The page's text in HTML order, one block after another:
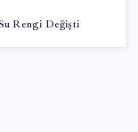
Rengi Değişti